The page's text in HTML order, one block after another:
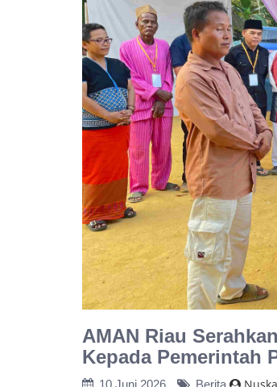
AMAN Riau
Kepada Pemerintah
10 Juni 2026 Berita